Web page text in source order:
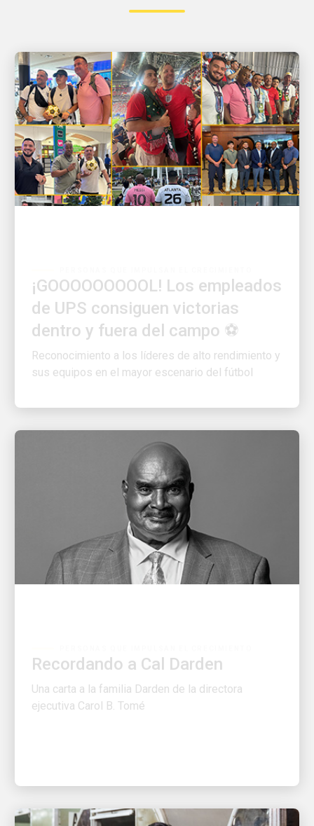
de UPS consiguen victorias
dentro y fuera del campo ⚽
Reconocimiento a los líderes de alto rendimiento y
sus equipos en el mayor escenario del fútbol
Una carta a la familia Darden de la directora
ejecutiva Carol B. Tomé